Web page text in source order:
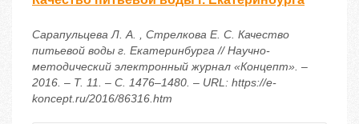
Сарапульцева Л. А. , Стрелкова Е. С. Качество
питьевой воды г. Екатеринбурга // Научно-
методический электронный журнал «Концепт». –
2016. – Т. 11. – С. 1476–1480. – URL: https://e-
koncept.ru/2016/86316.htm